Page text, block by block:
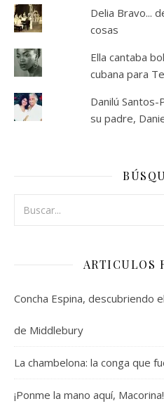
Delia Bravo...
cosas
Ella cantaba
cubana para
Danilú
su padre,
ARTICULOS
Concha Espina, descubriendo
de Middlebury
La chambelona: la conga que
¡Ponme la mano aquí,